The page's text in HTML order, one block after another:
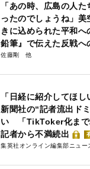
「あの時、広島の人
ったのでしょうね」美
きに込められた平和
鉛筆』で伝えた反戦へ
佐藤剛
「日経に紹介してほ
新聞社の“記者流出ド
い 「TikToker化まで
記者から不満続出
集英社オンライン編集部ニュー